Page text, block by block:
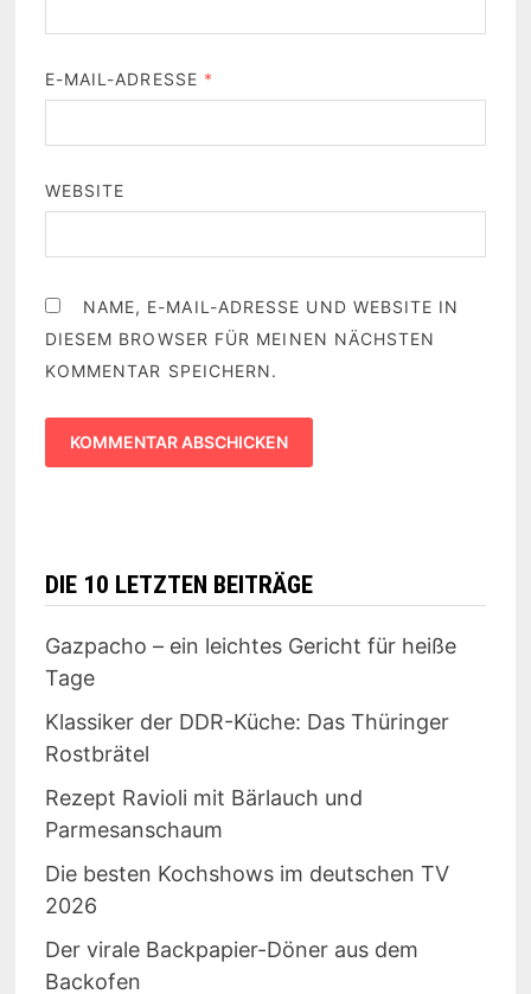
E-MAIL-ADRESSE *
WEBSITE
NAME, E-MAIL-ADRESSE UND WEBSITE IN
DIESEM BROWSER FÜR MEINEN NÄCHSTEN
KOMMENTAR SPEICHERN.
DIE 10 LETZTEN BEITRÄGE
Gazpacho – ein leichtes Gericht für heiße
Tage
Klassiker der DDR-Küche: Das Thüringer
Rostbrätel
Rezept Ravioli mit Bärlauch und
Parmesanschaum
Die besten Kochshows im deutschen TV
2026
Der virale Backpapier-Döner aus dem
Backofen